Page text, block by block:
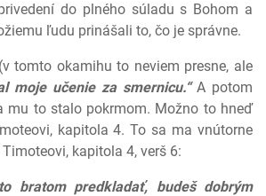
do plného súladu s Bohom a
ľudu prinášali to, čo je správne.
tomto okamihu to neviem presne, ale
moje učenie za smernicu.“A potom
mu to stalo pokrmom. Možno to hneď
kapitola 4. To sa ma vnútorne
kapitola 4, verš 6:
bratom predkladať, budeš dobrým